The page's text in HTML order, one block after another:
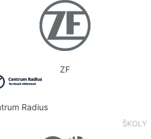
ZF
Radius
ŠKOLY